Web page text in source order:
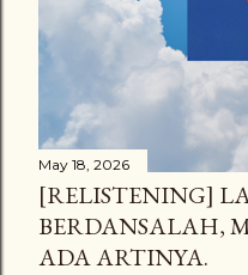
May 18, 2026
[RELISTENING]
BERDANSALAH,
ADA ARTINYA.